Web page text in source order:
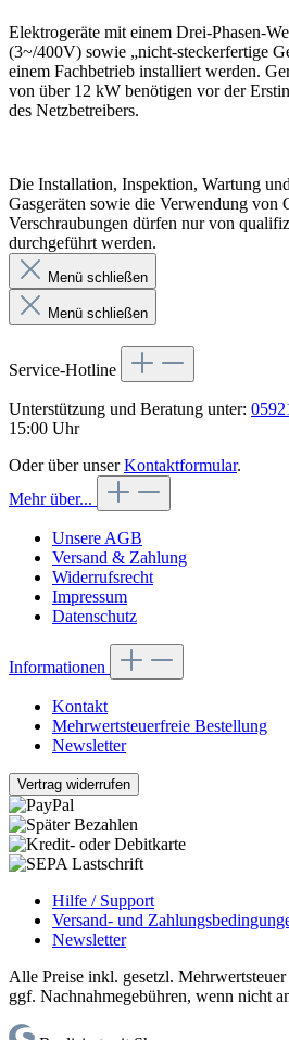
Elektrogeräte mit einem Drei-Phasen-
(3~/400V) sowie „nicht-steckerfertige
einem Fachbetrieb installiert werden.
von über 12 kW benötigen vor der
des Netzbetreibers.
Die Installation, Inspektion, Wartung
Gasgeräten sowie die Verwendung von
Verschraubungen dürfen nur von
durchgeführt werden.
Menü schließen
Menü schließen
Service-Hotline
Unterstützung und Beratung unter:
15:00 Uhr
Oder über unserKontaktformular.
Mehr über...
Unsere AGB
Versand & Zahlung
Widerrufsrecht
Impressum
Datenschutz
Informationen
Kontakt
Mehrwertsteuerfreie Bestellung
Newsletter
Vertrag widerrufen
Hilfe / Support
Versand- und
Newsletter
Alle Preise inkl. gesetzl. Mehrwertsteuer
ggf. Nachnahmegebühren, wenn nicht